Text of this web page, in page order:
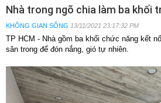
Nhà trong ngõ chia làm ba khối
KHÔNG GIAN SỐNG 13/11/2021 23:17:32 PM
TP HCM - Nhà gồm ba khối chức năng kết
sân trong để đón nắng, gió tự nhiên.